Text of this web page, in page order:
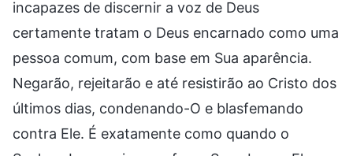
incapazes de discernir a voz de Deus
certamente tratam o Deus encarnado como uma
pessoa comum, com base em Sua aparência.
Negarão, rejeitarão e até resistirão ao Cristo dos
últimos dias, condenando-O e blasfemando
contra Ele. É exatamente como quando o